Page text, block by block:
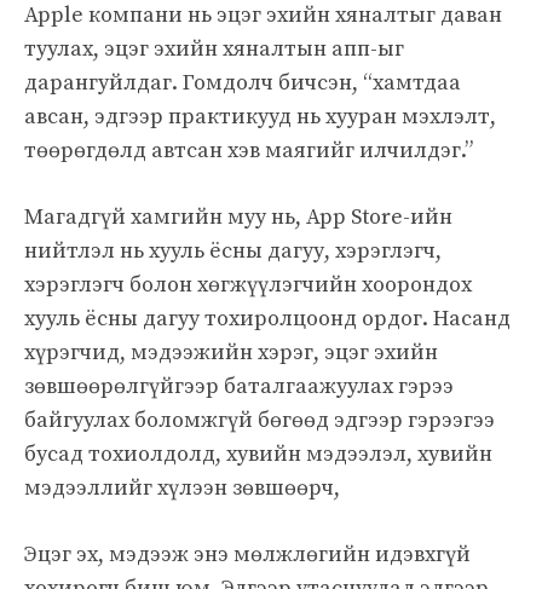
Apple компани нь эцэг эхийн хяналтыг даван
туулах, эцэг эхийн хяналтын апп-ыг
дарангуйлдаг. Гомдолч бичсэн, “хамтдаа
авсан, эдгээр практикууд нь хууран мэхлэлт,
төөрөгдөлд автсан хэв маягийг илчилдэг.”
Магадгүй хамгийн муу нь, App Store-ийн
нийтлэл нь хууль ёсны дагуу, хэрэглэгч,
хэрэглэгч болон хөгжүүлэгчийн хоорондох
хууль ёсны дагуу тохиролцоонд ордог. Насанд
хүрэгчид, мэдээжийн хэрэг, эцэг эхийн
зөвшөөрөлгүйгээр баталгаажуулах гэрээ
байгуулах боломжгүй бөгөөд эдгээр гэрээгээ
бусад тохиолдолд, хувийн мэдээлэл, хувийн
мэдээллийг хүлээн зөвшөөрч,
Эцэг эх, мэдээж энэ мөлжлөгийн идэвхгүй